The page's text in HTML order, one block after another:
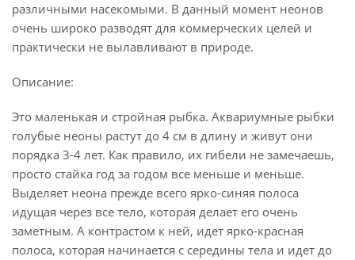
различными насекомыми. В данный момент неонов
очень широко разводят для коммерческих целей и
практически не вылавливают в природе.
Описание:
Это маленькая и стройная рыбка. Аквариумные рыбки
голубые неоны растут до 4 см в длину и живут они
порядка 3-4 лет. Как правило, их гибели не замечаешь,
просто стайка год за годом все меньше и меньше.
Выделяет неона прежде всего ярко-синяя полоса
идущая через все тело, которая делает его очень
заметным. А контрастом к ней, идет ярко-красная
полоса, которая начинается с середины тела и идет до